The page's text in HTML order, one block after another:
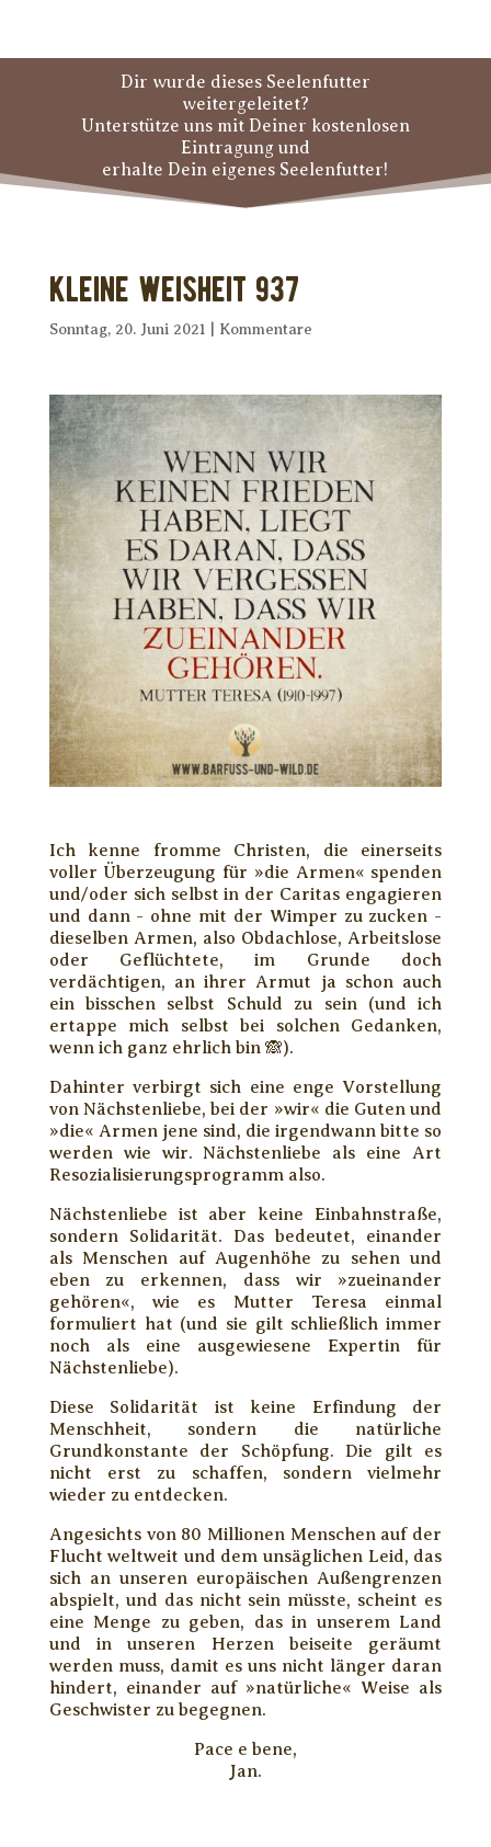
Dir wurde dieses Seelenfutter
weitergeleitet?
Unterstütze uns mit Deiner kostenlosen
Eintragung und
erhalte Dein eigenes Seelenfutter!
Kleine Weisheit 937
Sonntag, 20. Juni 2021 Kommentare
Ich kenne fromme Christen, die einerseits
voller Überzeugung für »die Armen« spenden
und/oder sich selbst in der Caritas engagieren
und dann - ohne mit der Wimper zu zucken -
dieselben Armen, also Obdachlose, Arbeitslose
oder Geflüchtete, im Grunde doch
verdächtigen, an ihrer Armut ja schon auch
ein bisschen selbst Schuld zu sein (und ich
ertappe mich selbst bei solchen Gedanken,
wenn ich ganz ehrlich bin 🙈).
Dahinter verbirgt sich eine enge Vorstellung
von Nächstenliebe, bei der »wir« die Guten und
»die« Armen jene sind, die irgendwann bitte so
werden wie wir. Nächstenliebe als eine Art
Resozialisierungsprogramm also.
Nächstenliebe ist aber keine Einbahnstraße,
sondern Solidarität. Das bedeutet, einander
als Menschen auf Augenhöhe zu sehen und
eben zu erkennen, dass wir »zueinander
gehören«, wie es Mutter Teresa einmal
formuliert hat (und sie gilt schließlich immer
noch als eine ausgewiesene Expertin für
Nächstenliebe).
Diese Solidarität ist keine Erfindung der
Menschheit, sondern die natürliche
Grundkonstante der Schöpfung. Die gilt es
nicht erst zu schaffen, sondern vielmehr
wieder zu entdecken.
Angesichts von 80 Millionen Menschen auf der
Flucht weltweit und dem unsäglichen Leid, das
sich an unseren europäischen Außengrenzen
abspielt, und das nicht sein müsste, scheint es
eine Menge zu geben, das in unserem Land
und in unseren Herzen beiseite geräumt
werden muss, damit es uns nicht länger daran
hindert, einander auf »natürliche« Weise als
Geschwister zu begegnen.
Pace e bene,
Jan.